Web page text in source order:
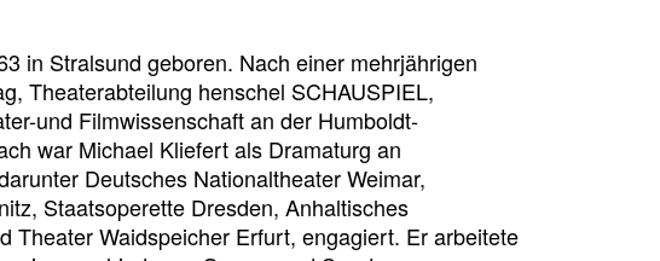
in Stralsund geboren. Nach einer mehrjährigen
Theaterabteilung henschel SCHAUSPIEL,
und Filmwissenschaft an der Humboldt-
war Michael Kliefert als Dramaturg an
Deutsches Nationaltheater Weimar,
Staatsoperette Dresden, Anhaltisches
Theater Waidspeicher Erfurt, engagiert. Er arbeitete